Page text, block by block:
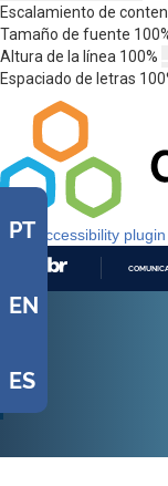
Escalamiento de
Tamaño de fuente 100
Altura de la línea 100%
Espaciado de letras 100
Web Accessibility plugin
PT
EN
ES